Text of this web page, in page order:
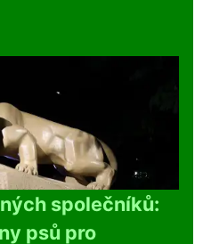
společníků:
psů pro